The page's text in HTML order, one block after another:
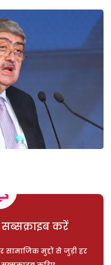
सब्सक्राइब करें
सामाजिक मुद्दों से जुड़ी हर